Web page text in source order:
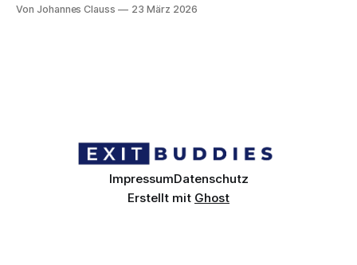
einfach einen Käufer." Auf meine Frage, welche Art von
Von Johannes Clauss 23 März 2026
ImpressumDatenschutz
Erstellt mit Ghost